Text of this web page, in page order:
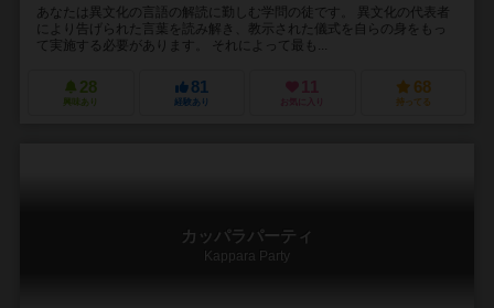
あなたは異文化の言語の解読に勤しむ学問の徒です。 異文化の代表者
により告げられた言葉を読み解き、教示された儀式を自らの身をもっ
て実施する必要があります。 それによって最も...
28
興味あり
81
経験あり
11
お気に入り
68
持ってる
カッパラパーティ
Kappara Party